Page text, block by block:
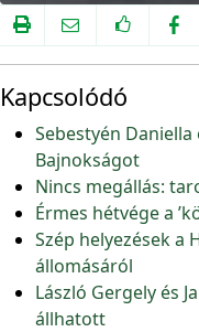
Kapcsolódó
Sebestyén
Bajnokságot
Nincs megállás:
Érmes hétvége a
Szép helyezések a
állomásáról
László Gergely és
állhatott